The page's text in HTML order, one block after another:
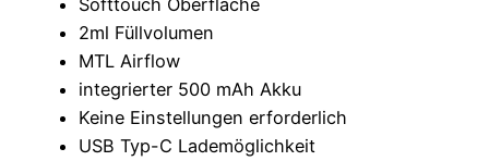
Softtouch Oberfläche
2ml Füllvolumen
MTL Airflow
integrierter 500 mAh Akku
Keine Einstellungen erforderlich
USB Typ-C Lademöglichkeit